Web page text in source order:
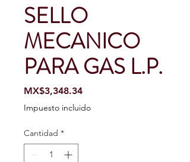
SELLO
MECANICO
PARA GAS L.P.
MX$3,348.34Precio
Impuesto incluido
Cantidad *